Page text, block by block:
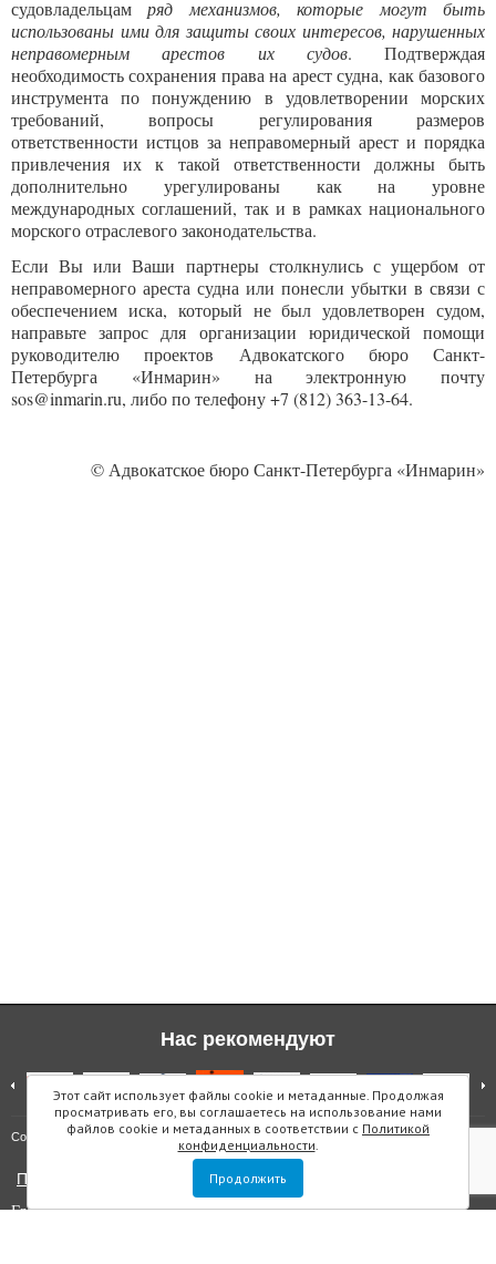
судовладельцамряд механизмов, которые могут быть
использованы ими для защиты своих интересов, нарушенных
неправомерным арестов их судов. Подтверждая
необходимость сохранения права на арест судна, как базового
инструмента по понуждению в удовлетворении морских
требований, вопросы регулирования размеров
ответственности истцов за неправомерный арест и порядка
привлечения их к такой ответственности должны быть
дополнительно урегулированы как на уровне
международных соглашений, так и в рамках национального
морского отраслевого законодательства.
Если Вы или Ваши партнеры столкнулись с ущербом от
неправомерного ареста судна или понесли убытки в связи с
обеспечением иска, который не был удовлетворен судом,
направьте запрос для организации юридической помощи
руководителю проектов Адвокатского бюро Санкт-
Петербурга «Инмарин» на электронную почту
sos@inmarin.ru, либо по телефону +7 (812) 363-13-64.
© Адвокатское бюро Санкт-Петербурга «Инмарин»
Этот сайт использует файлы cookie и метаданные. Продолжая
просматривать его, вы соглашаетесь на использование нами
файлов cookie и метаданных в соответствии с Политикой
конфиденциальности.
Продолжить
Нас рекомендуют
Copyright © "Инмарин" Карта сайта
Политика конфиденциальности
Главный редактор Маслова Е.О.